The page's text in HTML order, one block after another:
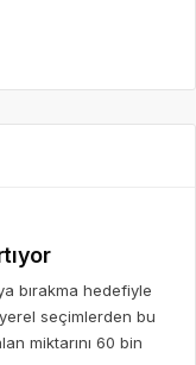
bırakma hedefiyle
yerel seçimlerden bu
miktarını 60 bin